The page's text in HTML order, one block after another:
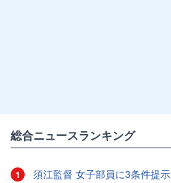
総合ニュースランキング
1 須江監督 女子部員に3条件提示